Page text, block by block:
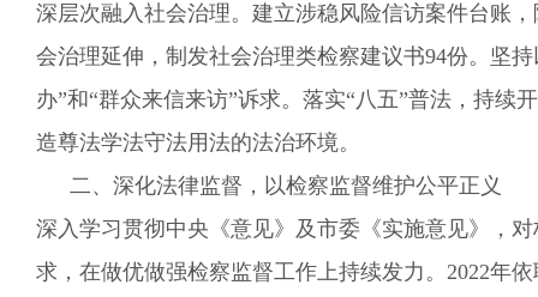
深层次融入社会治理。 建立涉稳风险信访案件台账
会治理延伸，制发社会治理类检察建议书94份。 坚
办”和“群众来信来访”诉求。 落实“八五”普法 ， 持续
造尊法学法守法用法的法治环境。
二、深化法律监督，以检察监督维护公平正义
深入学习贯彻中央《意见》及市委《实施意见》，对
求 ， 在做优做强检察监督工作上持续发力。 2022年依